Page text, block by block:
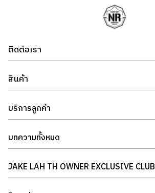
ติดต่อเรา
สินค้า
บริการลูกค้า
บทความทั้งหมด
JAKE LAH TH OWNER EXCLUSIVE CLUB